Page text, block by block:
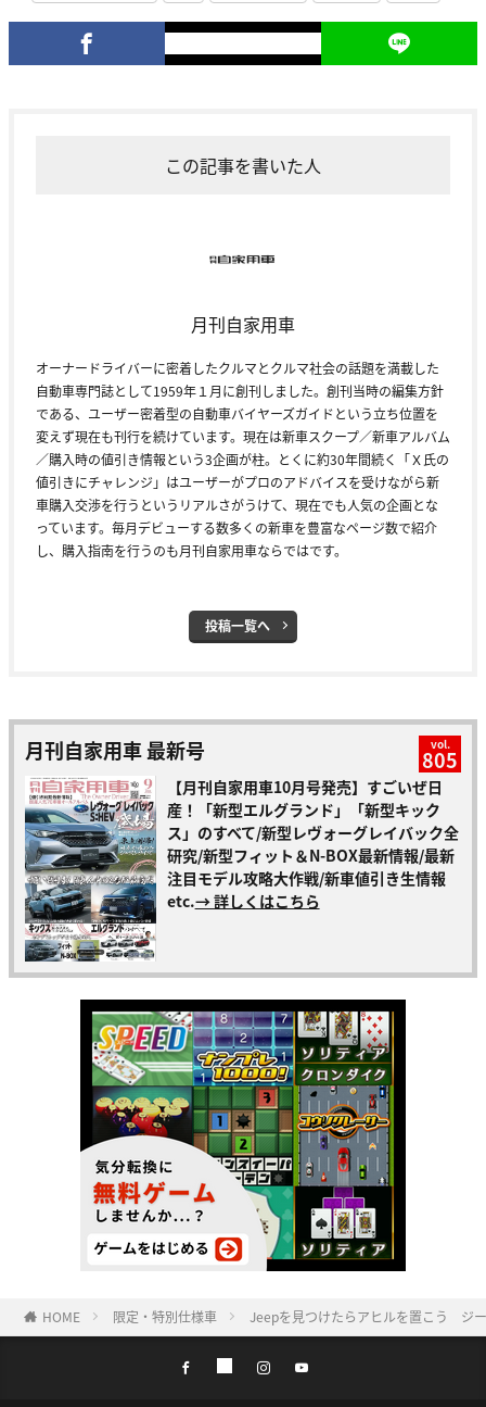
この記事を書いた人
月刊自家用車
オーナードライバーに密着したクルマとクルマ社会の話題を満載した
自動車専門誌として1959年１月に創刊しました。創刊当時の編集方針
である、ユーザー密着型の自動車バイヤーズガイドという立ち位置を
変えず現在も刊行を続けています。現在は新車スクープ／新車アルバム
／購入時の値引き情報という3企画が柱。とくに約30年間続く「Ｘ氏の
値引きにチャレンジ」はユーザーがプロのアドバイスを受けながら新
車購入交渉を行うというリアルさがうけて、現在でも人気の企画とな
っています。毎月デビューする数多くの新車を豊富なページ数で紹介
し、購入指南を行うのも月刊自家用車ならではです。
投稿一覧へ
月刊自家用車 最新号 vol.
805
【月刊自家用車10月号発売】すごいぜ日
産！「新型エルグランド」「新型キック
ス」のすべて/新型レヴォーグレイバック全
研究/新型フィット＆N-BOX最新情報/最新
注目モデル攻略大作戦/新車値引き生情報
etc.→ 詳しくはこちら
HOME 限定・特別仕様車 Jeepを見つけたらアヒルを置こう ジ